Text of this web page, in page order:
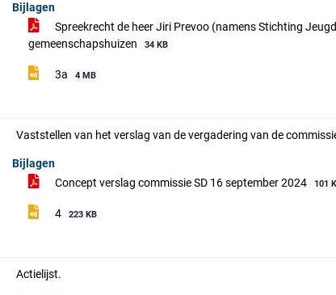
Bijlagen
Spreekrecht de heer Jiri Prevoo (namens Stichting
gemeenschapshuizen
34 KB
3a 4 MB
Vaststellen van het verslag van de vergadering van de
Bijlagen
Concept verslag commissie SD 16 september 2024
101
4 223 KB
Actielijst.